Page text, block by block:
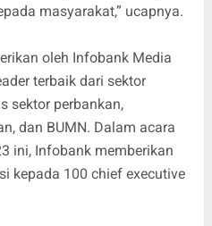
masyarakat,” ucapnya.
oleh Infobank Media
terbaik dari sektor
sektor perbankan,
dan BUMN. Dalam acara
ini, Infobank memberikan
kepada 100 chief executive